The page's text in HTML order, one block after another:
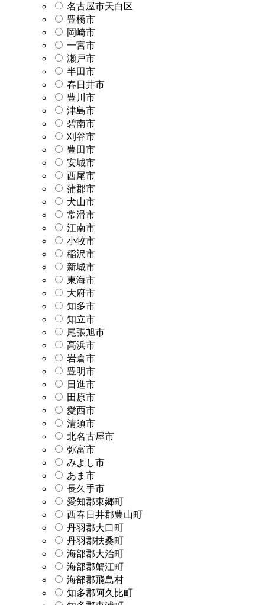
名古屋市天白区
豊橋市
岡崎市
一宮市
瀬戸市
半田市
春日井市
豊川市
津島市
碧南市
刈谷市
豊田市
安城市
西尾市
蒲郡市
犬山市
常滑市
江南市
小牧市
稲沢市
新城市
東海市
大府市
知多市
知立市
尾張旭市
高浜市
岩倉市
豊明市
日進市
田原市
愛西市
清須市
北名古屋市
弥富市
みよし市
あま市
長久手市
愛知郡東郷町
西春日井郡豊山町
丹羽郡大口町
丹羽郡扶桑町
海部郡大治町
海部郡蟹江町
海部郡飛島村
知多郡阿久比町